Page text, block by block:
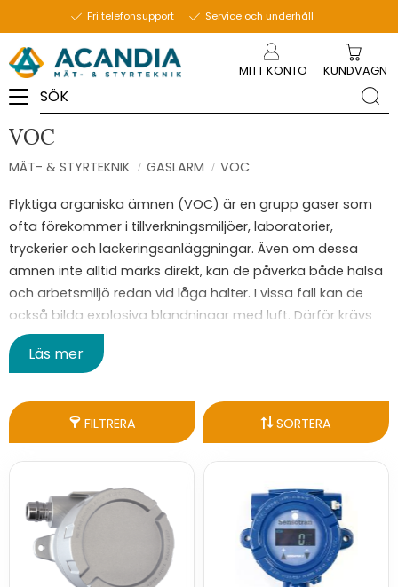
Fri telefonsupport Service och underhåll
MITT KONTO KUNDVAGN
VOC
MÄT- & STYRTEKNIK GASLARM VOC
Flyktiga organiska ämnen (VOC) är en grupp gaser som
ofta förekommer i tillverkningsmiljöer, laboratorier,
tryckerier och lackeringsanläggningar. Även om dessa
ämnen inte alltid märks direkt, kan de påverka både hälsa
och arbetsmiljö redan vid låga halter. I vissa fall kan de
också bilda explosiva blandningar med luft. Därför krävs
tillförlitlig övervakning som snabbt reagerar på förhöjda
koncentrationer.
Läs mer
FILTRERA SORTERA